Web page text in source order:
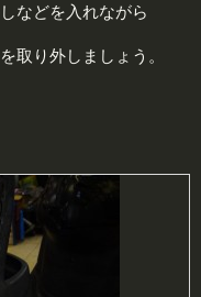
などを入れながら
取り外しましょう。